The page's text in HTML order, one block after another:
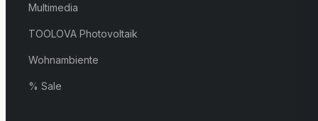
Multimedia
TOOLOVA Photovoltaik
Wohnambiente
% Sale